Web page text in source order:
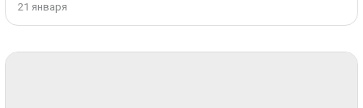
21 января